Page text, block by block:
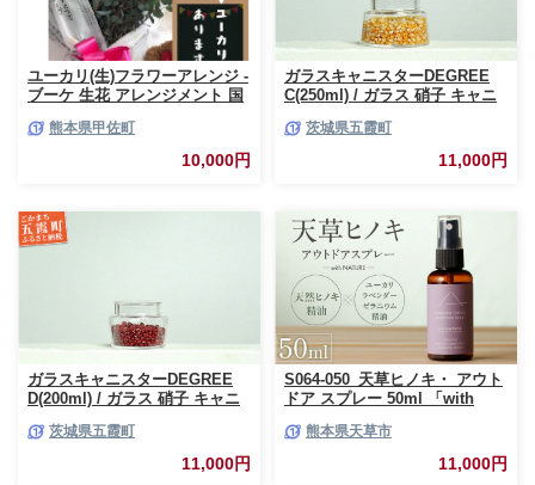
ユーカリ(生)フラワーアレンジ -
ブーケ 生花 アレンジメント 国
ンテリア 虫よけ作用 人気 おす
熊本県甲佐町
10,000円
ガラスキャニスターDEGREE
C(250ml) / ガラス 硝子 キャニ
耐熱 一生もの 職人 こだわり
JIDA デザインミュージアムセ
レクション 茨城県 五霞町
茨城県五霞町
11,000円
ガラスキャニスターDEGREE
D(200ml) / ガラス 硝子 キャニ
耐熱 一生もの 職人 こだわり
JIDA デザインミュージアムセ
レクション 茨城県 五霞町
茨城県五霞町
11,000円
S064-050_天草ヒノキ・ アウト
ドア スプレー 50ml 「with
熊本県天草市
11,000円